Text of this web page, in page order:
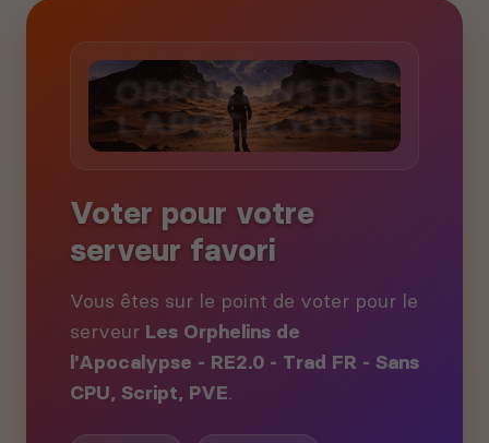
Voter pour votre
serveur favori
Vous êtes sur le point de voter pour le
serveur Les Orphelins de
l'Apocalypse - RE2.0 - Trad FR - Sans
CPU, Script, PVE.